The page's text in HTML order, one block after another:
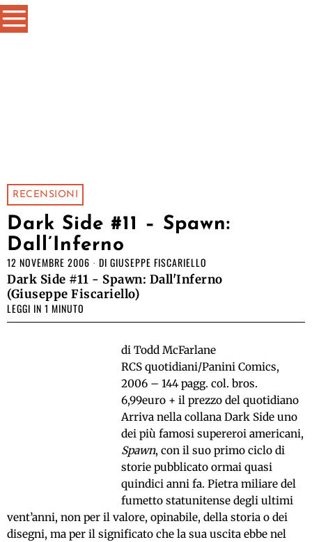
RECENSIONI
Dark Side #11 – Spawn:
Dall’Inferno
12 NOVEMBRE 2006 DI GIUSEPPE FISCARIELLO
Dark Side #11 - Spawn: Dall'Inferno
(Giuseppe Fiscariello)
LEGGI IN 1 MINUTO
di Todd McFarlane
RCS quotidiani/Panini Comics,
2006 – 144 pagg. col. bros.
6,99euro + il prezzo del quotidiano
Arriva nella collana Dark Side uno
dei più famosi supereroi americani,
Spawn, con il suo primo ciclo di
storie pubblicato ormai quasi
quindici anni fa. Pietra miliare del
fumetto statunitense degli ultimi
vent’anni, non per il valore, opinabile, della storia o dei
disegni, ma per il significato che la sua uscita ebbe nel